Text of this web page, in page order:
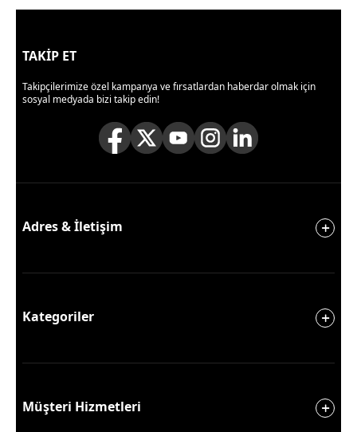
TAKİP ET
Takipçilerimize özel kampanya ve fırsatlardan haberdar olmak için
sosyal medyada bizi takip edin!
Adres & İletişim
Kategoriler
Müşteri Hizmetleri